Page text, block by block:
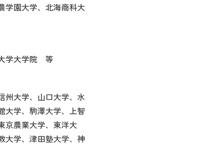
学園大学、北海商科大
学大学院 等
州大学、山口大学、水
大学、駒澤大学、上智
京農業大学、東洋大
大学、津田塾大学、神